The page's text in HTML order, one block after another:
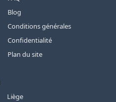
Blog
Conditions générales
Confidentialité
Plan du site
Liège